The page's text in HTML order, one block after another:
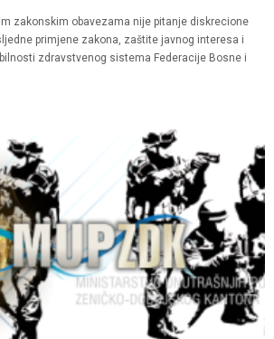
zakonskim obavezama nije pitanje diskrecione
primjene zakona, zaštite javnog interesa i
zdravstvenog sistema Federacije Bosne i